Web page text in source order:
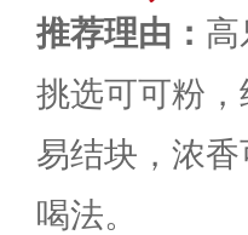
推荐理由： 高
挑选可可粉
易结块，浓
喝法。